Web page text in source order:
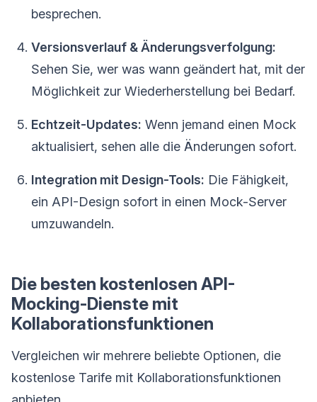
besprechen.
Versionsverlauf & Änderungsverfolgung:
Sehen Sie, wer was wann geändert hat, mit der
Möglichkeit zur Wiederherstellung bei Bedarf.
Echtzeit-Updates: Wenn jemand einen Mock
aktualisiert, sehen alle die Änderungen sofort.
Integration mit Design-Tools: Die Fähigkeit,
ein API-Design sofort in einen Mock-Server
umzuwandeln.
Die besten kostenlosen API-
Mocking-Dienste mit
Kollaborationsfunktionen
Vergleichen wir mehrere beliebte Optionen, die
kostenlose Tarife mit Kollaborationsfunktionen